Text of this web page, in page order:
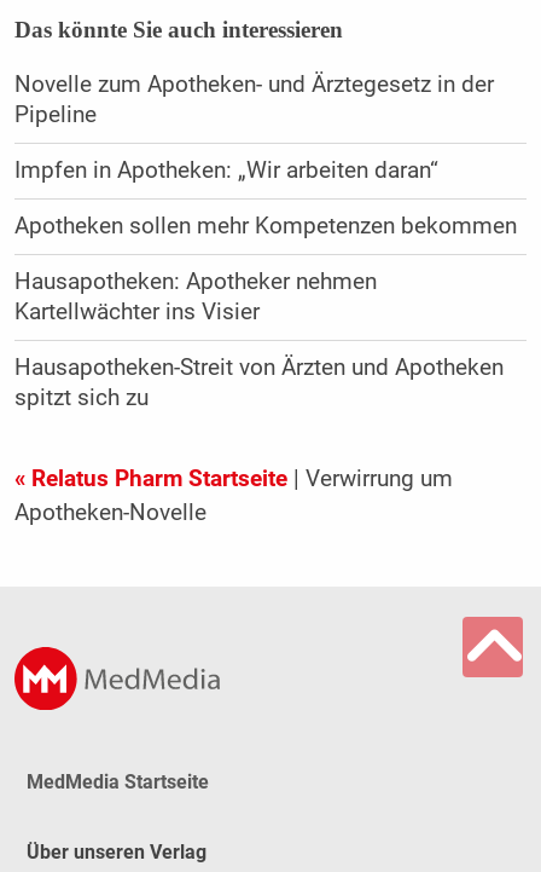
Das könnte Sie auch interessieren
Novelle zum Apotheken- und Ärztegesetz in der
Pipeline
Impfen in Apotheken: „Wir arbeiten daran“
Apotheken sollen mehr Kompetenzen bekommen
Hausapotheken: Apotheker nehmen
Kartellwächter ins Visier
Hausapotheken-Streit von Ärzten und Apotheken
spitzt sich zu
« Relatus Pharm Startseite| Verwirrung um
Apotheken-Novelle
MedMedia Startseite
Über unseren Verlag